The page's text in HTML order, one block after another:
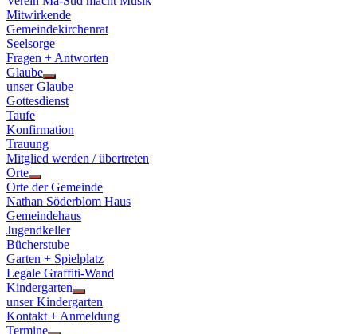
Mitwirkende
Gemeindekirchenrat
Seelsorge
Fragen + Antworten
Glaube
Show
sub
menu
unser Glaube
Gottesdienst
Taufe
Konfirmation
Trauung
Mitglied werden / übertreten
Orte
Show
sub
menu
Orte der Gemeinde
Nathan Söderblom Haus
Gemeindehaus
Jugendkeller
Bücherstube
Garten + Spielplatz
Legale Graffiti-Wand
Kindergarten
Show
sub
menu
unser Kindergarten
Kontakt + Anmeldung
Termine